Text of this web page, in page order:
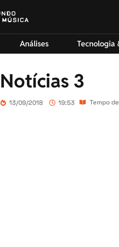
Análises Tecnologia
Notícias 3
13/09/2018 19:53 Tempo